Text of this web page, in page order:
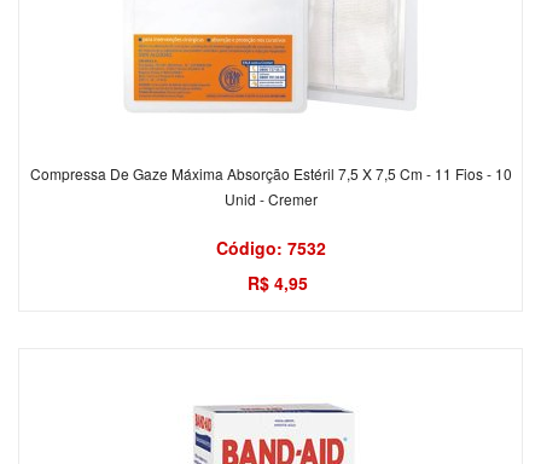
Compressa De Gaze Máxima Absorção Estéril 7,5 X 7,5 Cm - 11 Fios - 10
Unid - Cremer
Código: 7532
R$ 4,95